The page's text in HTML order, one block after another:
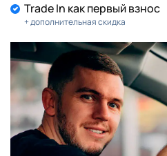
Trade In как первый взнос
+ дополнительная скидка